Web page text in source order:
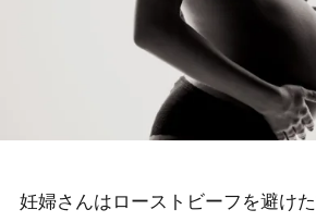
妊婦さんはローストビーフを避け